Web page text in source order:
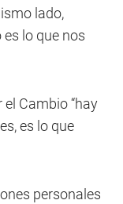
lado,
lo que nos
Cambio “hay
es lo que
personales